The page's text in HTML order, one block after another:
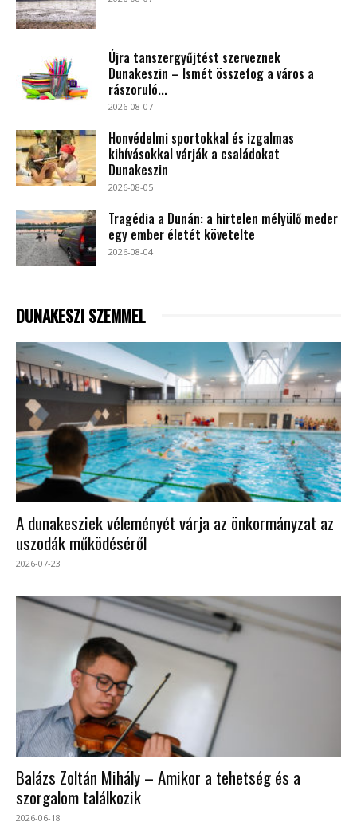
Újra tanszergyűjtést szerveznek
Dunakeszin – Ismét összefog a város a
rászoruló...
2026-08-07
Honvédelmi sportokkal és izgalmas
kihívásokkal várják a családokat
Dunakeszin
2026-08-05
Tragédia a Dunán: a hirtelen mélyülő meder
egy ember életét követelte
2026-08-04
DUNAKESZI SZEMMEL
A dunakesziek véleményét várja az önkormányzat az
uszodák működéséről
2026-07-23
Balázs Zoltán Mihály – Amikor a tehetség és a
szorgalom találkozik
2026-06-18